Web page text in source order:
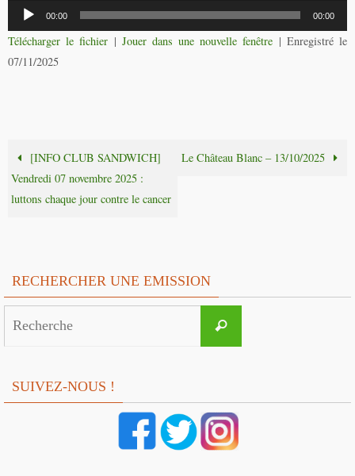
Lecteur
audio
00:00 00:00
Télécharger le fichier | Jouer dans une nouvelle fenêtre | Enregistré le
07/11/2025
[INFO CLUB SANDWICH]
Vendredi 07 novembre 2025 :
luttons chaque jour contre le cancer
Le Château Blanc – 13/10/2025
RECHERCHER UNE EMISSION
Recherche
SUIVEZ-NOUS !